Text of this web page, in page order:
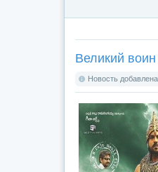
Великий
Новость